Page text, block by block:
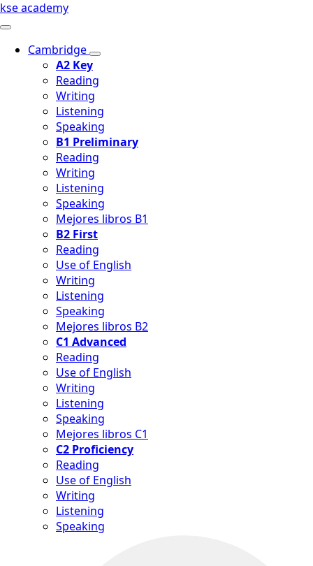
kse academy
Cambridge
A2 Key
Reading
Writing
Listening
Speaking
B1 Preliminary
Reading
Writing
Listening
Speaking
Mejores libros B1
B2 First
Reading
Use of English
Writing
Listening
Speaking
Mejores libros B2
C1 Advanced
Reading
Use of English
Writing
Listening
Speaking
Mejores libros C1
C2 Proficiency
Reading
Use of English
Writing
Listening
Speaking